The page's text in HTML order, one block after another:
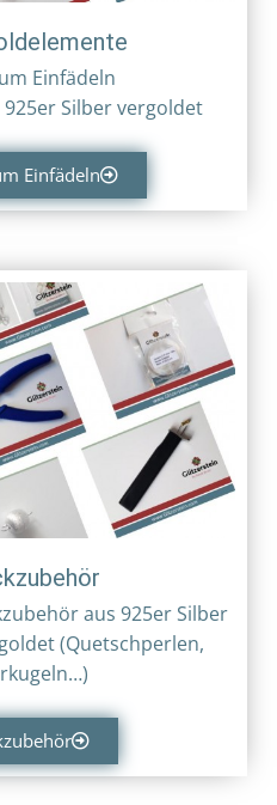
Einfädeln
925er Silber vergoldet
Einfädeln
aus 925er Silber
(Quetschperlen,